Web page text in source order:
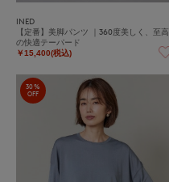
INED
【定番】美脚パンツ ｜360度美しく、至高
の快適テーパード
￥15,400(税込)
30%
OFF